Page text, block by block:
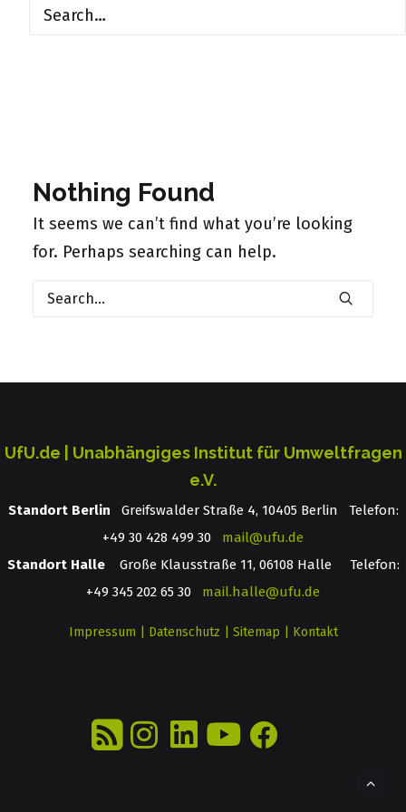
Nothing Found
It seems we can’t find what you’re looking
for. Perhaps searching can help.
UfU.de | Unabhängiges Institut für Umweltfragen
e.V.
Standort Berlin ­ Greifswalder Straße 4, 10405 Berlin Telefon:
+49 30 428 499 30 mail@ufu.de
Standort HalleGroße Klausstraße 11, 06108 Halle Telefon:
+49 345 202 65 30 mail.halle@ufu.de
Impressum Datenschutz Sitemap Kontakt